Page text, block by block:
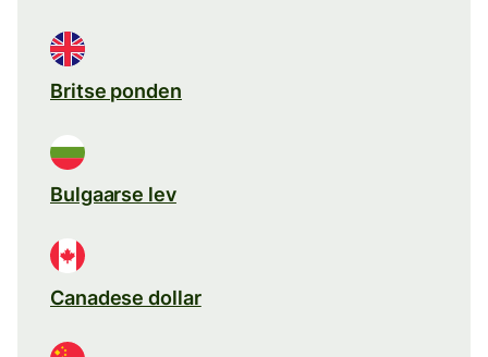
Britse ponden
Bulgaarse lev
Canadese dollar